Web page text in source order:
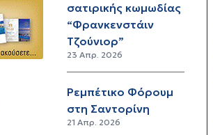
σατιρικής κωμωδίας
“Φρανκενστάιν
Τζούνιορ”
23 Απρ. 2026
Ρεμπέτικο Φόρουμ
στη Σαντορίνη
21 Απρ. 2026